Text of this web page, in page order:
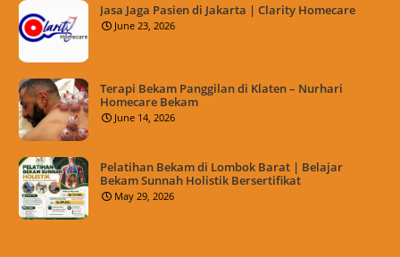
Jasa Jaga Pasien di Jakarta | Clarity Homecare
June 23, 2026
Terapi Bekam Panggilan di Klaten – Nurhari
Homecare Bekam
June 14, 2026
Pelatihan Bekam di Lombok Barat | Belajar
Bekam Sunnah Holistik Bersertifikat
May 29, 2026